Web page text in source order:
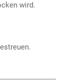
wird.